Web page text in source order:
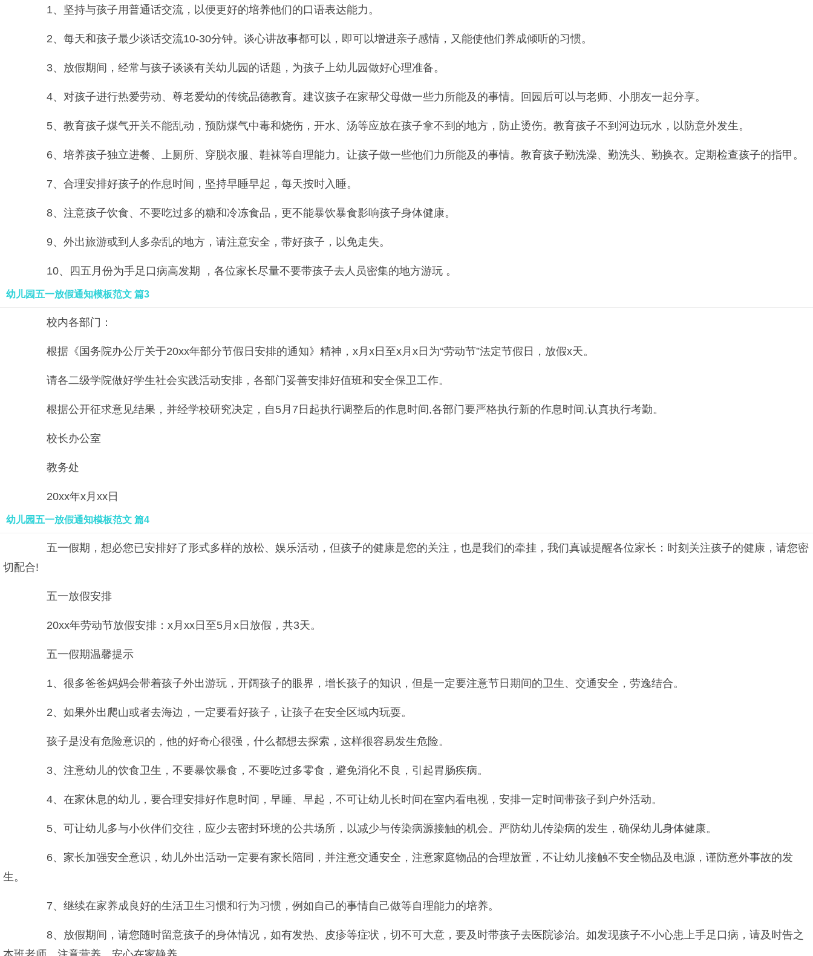
1、坚持与孩子用普通话交流，以便更好的培养他们的口语表达能力。
2、每天和孩子最少谈话交流10-30分钟。谈心讲故事都可以，即可以增进亲子感情，又能使他们养成倾听的习惯。
3、放假期间，经常与孩子谈谈有关幼儿园的话题，为孩子上幼儿园做好心理准备。
4、对孩子进行热爱劳动、尊老爱幼的传统品德教育。建议孩子在家帮父母做一些力所能及的事情。回园后可以与老师、小朋友一起分享。
5、教育孩子煤气开关不能乱动，预防煤气中毒和烧伤，开水、汤等应放在孩子拿不到的地方，防止烫伤。教育孩子不到河边玩水，以防意外发生。
6、培养孩子独立进餐、上厕所、穿脱衣服、鞋袜等自理能力。让孩子做一些他们力所能及的事情。教育孩子勤洗澡、勤洗头、勤换衣。定期检查孩子的指甲。
7、合理安排好孩子的作息时间，坚持早睡早起，每天按时入睡。
8、注意孩子饮食、不要吃过多的糖和冷冻食品，更不能暴饮暴食影响孩子身体健康。
9、外出旅游或到人多杂乱的地方，请注意安全，带好孩子，以免走失。
10、四五月份为手足口病高发期 ，各位家长尽量不要带孩子去人员密集的地方游玩 。
幼儿园五一放假通知模板范文 篇3
校内各部门：
根据《国务院办公厅关于20xx年部分节假日安排的通知》精神，x月x日至x月x日为“劳动节”法定节假日，放假x天。
请各二级学院做好学生社会实践活动安排，各部门妥善安排好值班和安全保卫工作。
根据公开征求意见结果，并经学校研究决定，自5月7日起执行调整后的作息时间,各部门要严格执行新的作息时间,认真执行考勤。
校长办公室
教务处
20xx年x月xx日
幼儿园五一放假通知模板范文 篇4
五一假期，想必您已安排好了形式多样的放松、娱乐活动，但孩子的健康是您的关注，也是我们的牵挂，我们真诚提醒各位家长：时刻关注孩子的健康，请您密
切配合!
五一放假安排
20xx年劳动节放假安排：x月xx日至5月x日放假，共3天。
五一假期温馨提示
1、很多爸爸妈妈会带着孩子外出游玩，开阔孩子的眼界，增长孩子的知识，但是一定要注意节日期间的卫生、交通安全，劳逸结合。
2、如果外出爬山或者去海边，一定要看好孩子，让孩子在安全区域内玩耍。
孩子是没有危险意识的，他的好奇心很强，什么都想去探索，这样很容易发生危险。
3、注意幼儿的饮食卫生，不要暴饮暴食，不要吃过多零食，避免消化不良，引起胃肠疾病。
4、在家休息的幼儿，要合理安排好作息时间，早睡、早起，不可让幼儿长时间在室内看电视，安排一定时间带孩子到户外活动。
5、可让幼儿多与小伙伴们交往，应少去密封环境的公共场所，以减少与传染病源接触的机会。严防幼儿传染病的发生，确保幼儿身体健康。
6、家长加强安全意识，幼儿外出活动一定要有家长陪同，并注意交通安全，注意家庭物品的合理放置，不让幼儿接触不安全物品及电源，谨防意外事故的发
生。
7、继续在家养成良好的生活卫生习惯和行为习惯，例如自己的事情自己做等自理能力的培养。
8、放假期间，请您随时留意孩子的身体情况，如有发热、皮疹等症状，切不可大意，要及时带孩子去医院诊治。如发现孩子不小心患上手足口病，请及时告之